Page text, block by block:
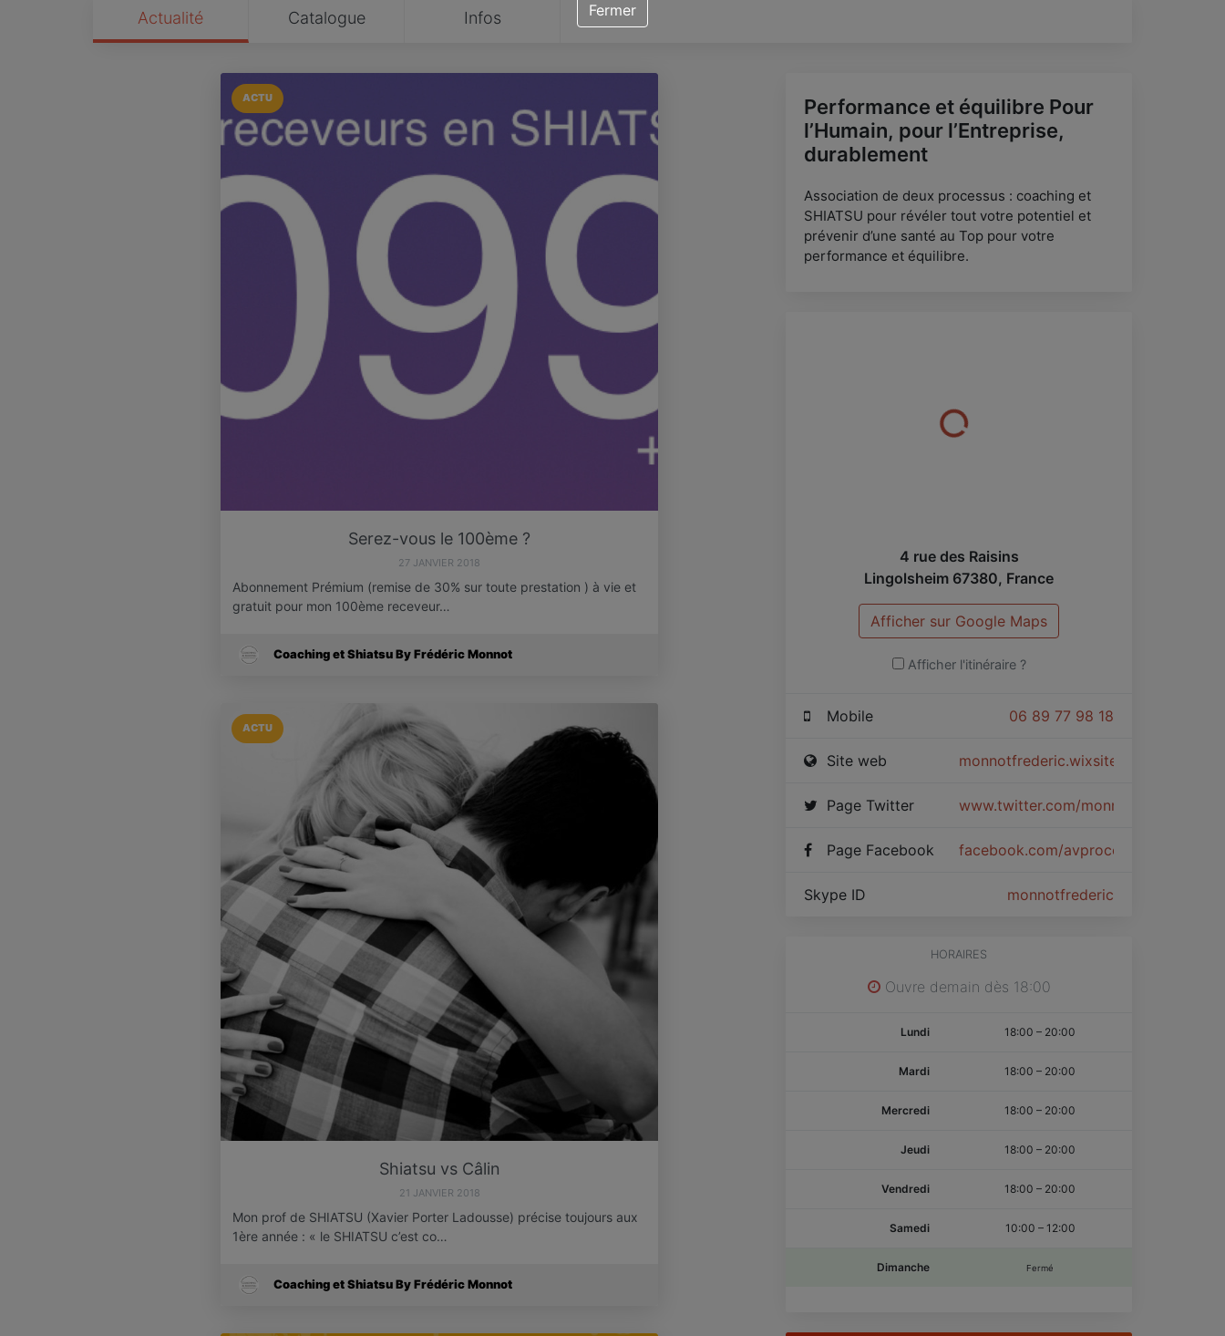
Actualité Catalogue Infos
ACTU
Serez-vous le 100ème ?
27 JANVIER 2018
Abonnement Prémium (remise de 30% sur toute prestation ) à vie et
gratuit pour mon 100ème receveur…
Coaching et Shiatsu By Frédéric Monnot
ACTU
Shiatsu vs Câlin
21 JANVIER 2018
Mon prof de SHIATSU (Xavier Porter Ladousse) précise toujours aux
1ère année : « le SHIATSU c’est co…
Coaching et Shiatsu By Frédéric Monnot
Performance et équilibre Pour
l’Humain, pour l’Entreprise,
durablement
Association de deux processus : coaching et
SHIATSU pour révéler tout votre potentiel et
prévenir d’une santé au Top pour votre
performance et équilibre.
4 rue des Raisins
Lingolsheim 67380, France
Afficher sur Google Maps
Afficher l'itinéraire ?
06 89 77 98 18
Mobile
monnotfrederic.wixsite.com/
Site web
www.twitter.com/monnotf
Page Twitter
facebook.com/avprocoaching/
Page Facebook
monnotfrederic
Skype ID
HORAIRES
Ouvre demain dès 18:00
Lundi 18:00 – 20:00
Mardi 18:00 – 20:00
Mercredi 18:00 – 20:00
Jeudi 18:00 – 20:00
Vendredi 18:00 – 20:00
Samedi 10:00 – 12:00
Dimanche Fermé
Fermer